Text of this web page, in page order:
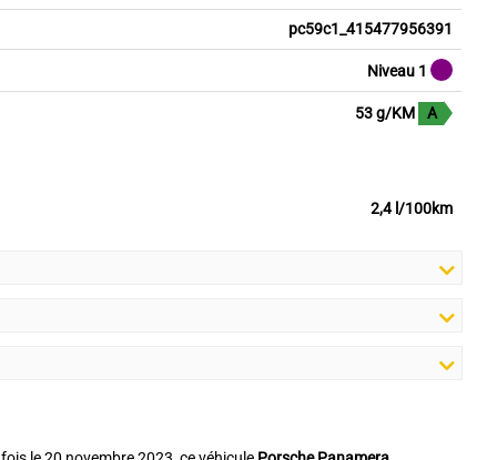
pc59c1_415477956391
Niveau 1
53 g/KM A
2,4 l/100km